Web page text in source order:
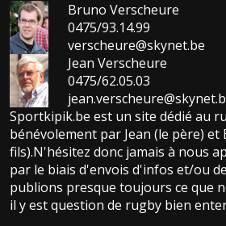
Bruno Verscheure
0475/93.14.99
verscheure@skynet.be
Jean Verscheure
0475/62.05.03
Sportkipik.be est un site dédié au
bénévolement par Jean (le père) et
fils).N'hésitez donc jamais à nous
par le biais d'envois d'infos et/ou
publions presque toujours ce que
il y est question de rugby bien